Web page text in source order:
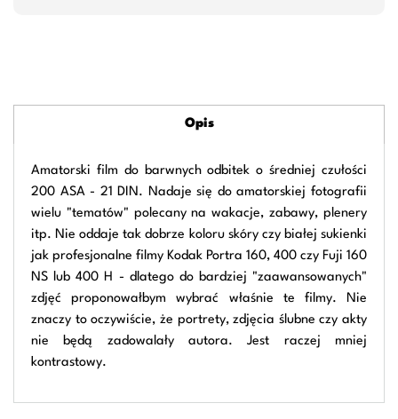
Opis
Amatorski film do barwnych odbitek o średniej czułości
200 ASA - 21 DIN. Nadaje się do amatorskiej fotografii
wielu "tematów" polecany na wakacje, zabawy, plenery
itp. Nie oddaje tak dobrze koloru skóry czy białej sukienki
jak profesjonalne filmy Kodak Portra 160, 400 czy Fuji 160
NS lub 400 H - dlatego do bardziej "zaawansowanych"
zdjęć proponowałbym wybrać właśnie te filmy. Nie
znaczy to oczywiście, że portrety, zdjęcia ślubne czy akty
nie będą zadowalały autora. Jest raczej mniej
kontrastowy.